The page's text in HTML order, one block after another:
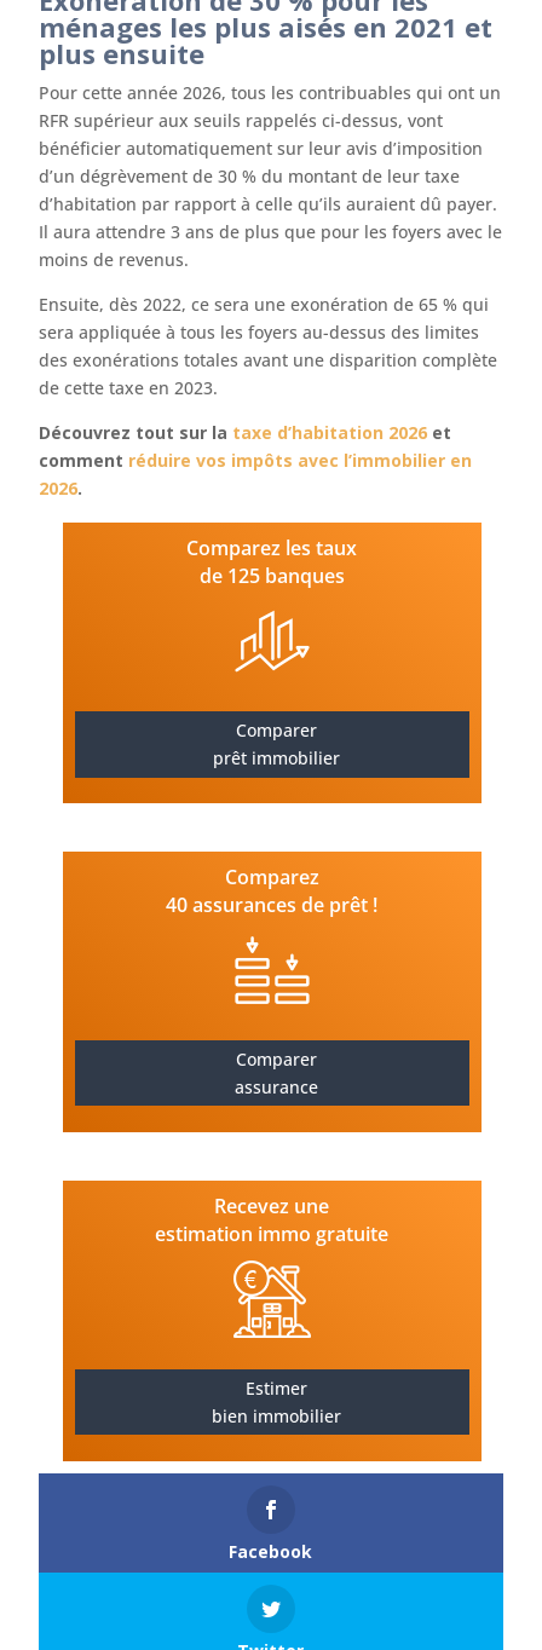
ménages les plus aisés en 2021 et
plus ensuite
Pour cette année 2026, tous les contribuables qui ont un
RFR supérieur aux seuils rappelés ci-dessus, vont
bénéficier automatiquement sur leur avis d’imposition
d’un dégrèvement de 30 % du montant de leur taxe
d’habitation par rapport à celle qu’ils auraient dû payer.
Il aura attendre 3 ans de plus que pour les foyers avec le
moins de revenus.
Ensuite, dès 2022, ce sera une exonération de 65 % qui
sera appliquée à tous les foyers au-dessus des limites
des exonérations totales avant une disparition complète
de cette taxe en 2023.
Découvrez tout sur la taxe d’habitation 2026 et
comment réduire vos impôts avec l’immobilier en
2026.
Comparez les taux
de 125 banques
Comparer
prêt immobilier
Comparez
40 assurances de prêt !
Comparer
assurance
Recevez une
estimation immo gratuite
Estimer
bien immobilier
Facebook